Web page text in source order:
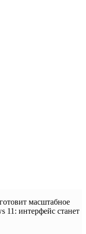
масштабное
11: интерфейс станет